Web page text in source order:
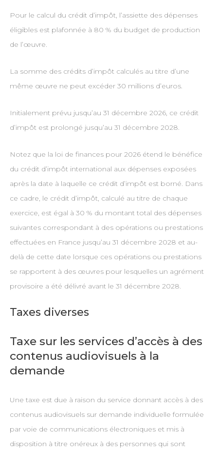
Pour le calcul du crédit d’impôt, l’assiette des dépenses
éligibles est plafonnée à 80 % du budget de production
de l’œuvre.
La somme des crédits d’impôt calculés au titre d’une
même œuvre ne peut excéder 30 millions d’euros.
Initialement prévu jusqu’au 31 décembre 2026, ce crédit
d’impôt est prolongé jusqu’au 31 décembre 2028.
Notez que la loi de finances pour 2026 étend le bénéfice
du crédit d’impôt international aux dépenses exposées
après la date à laquelle ce crédit d’impôt est borné. Dans
ce cadre, le crédit d’impôt, calculé au titre de chaque
exercice, est égal à 30 % du montant total des dépenses
suivantes correspondant à des opérations ou prestations
effectuées en France jusqu’au 31 décembre 2028 et au-
delà de cette date lorsque ces opérations ou prestations
se rapportent à des œuvres pour lesquelles un agrément
provisoire a été délivré avant le 31 décembre 2028.
Taxes diverses
Taxe sur les services d’accès à des
contenus audiovisuels à la
demande
Une taxe est due à raison du service donnant accès à des
contenus audiovisuels sur demande individuelle formulée
par voie de communications électroniques et mis à
disposition à titre onéreux à des personnes qui sont